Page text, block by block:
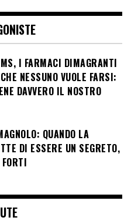
I FARMACI DIMAGRANTI
NESSUNO VUOLE FARSI:
DAVVERO IL NOSTRO
QUANDO LA
DI ESSERE UN SEGRETO,